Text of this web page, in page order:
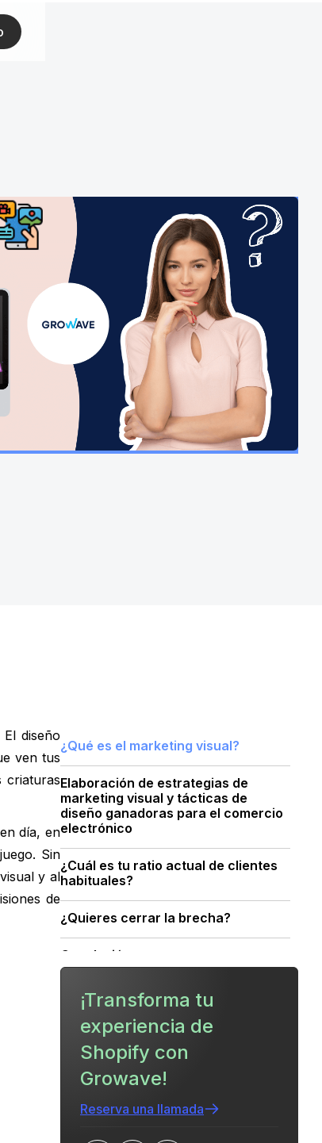
diseño
ven tus
criaturas
día, en
Sin
y al
de
‍¿Qué es el marketing visual?
Elaboración de estrategias de
marketing visual y tácticas de
diseño ganadoras para el comercio
electrónico
¿Cuál es tu ratio actual de clientes
habituales?
¿Quieres cerrar la brecha?
Conclusión
¡Transforma tu
experiencia de
Shopify con
Growave!
Reserva una llamada